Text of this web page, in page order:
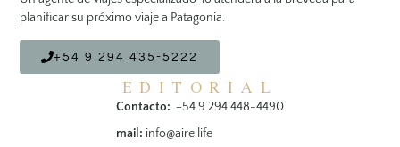
planificar su próximo viaje a Patagonia.
+54 9 294 435-5222
EDITORIAL
Contacto: +54 9 294 448-4490
mail: info@aire.life